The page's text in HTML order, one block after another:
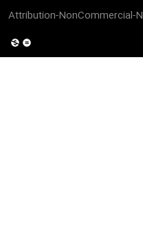
Attribution-NonCommercial-